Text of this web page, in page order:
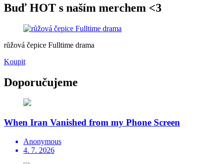
Buď HOT s naším merchem <3
růžová čepice Fulltime drama
Koupit
Doporučujeme
When Iran Vanished from my Phone Screen
Anonymous
4. 7. 2026